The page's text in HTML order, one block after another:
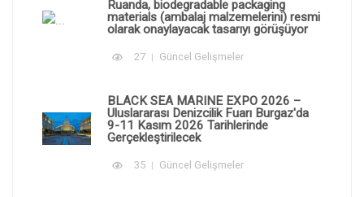
Ruanda, biodegradable packaging
materials (ambalaj malzemelerini) resmi
olarak onaylayacak tasarıyı görüşüyor
27 Güncel Gelişmeler
BLACK SEA MARINE EXPO 2026 –
Uluslararası Denizcilik Fuarı Burgaz'da
9-11 Kasım 2026 Tarihlerinde
Gerçekleştirilecek
35 Güncel Gelişmeler